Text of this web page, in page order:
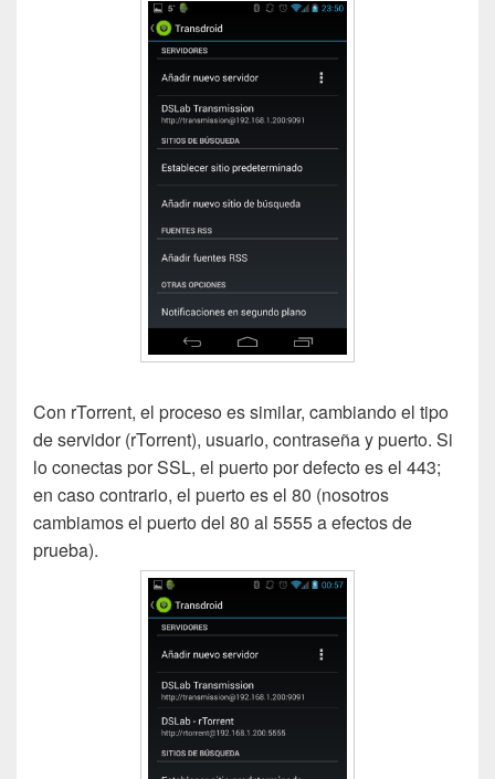
Con rTorrent, el proceso es similar, cambiando el tipo
de servidor (rTorrent), usuario, contraseña y puerto. Si
lo conectas por SSL, el puerto por defecto es el 443;
en caso contrario, el puerto es el 80 (nosotros
cambiamos el puerto del 80 al 5555 a efectos de
prueba).